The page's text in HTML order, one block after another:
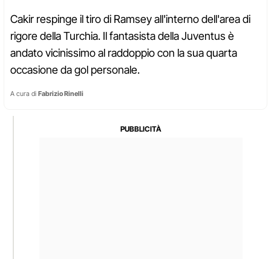
Cakir respinge il tiro di Ramsey all'interno dell'area di
rigore della Turchia. Il fantasista della Juventus è
andato vicinissimo al raddoppio con la sua quarta
occasione da gol personale.
A cura di Fabrizio Rinelli